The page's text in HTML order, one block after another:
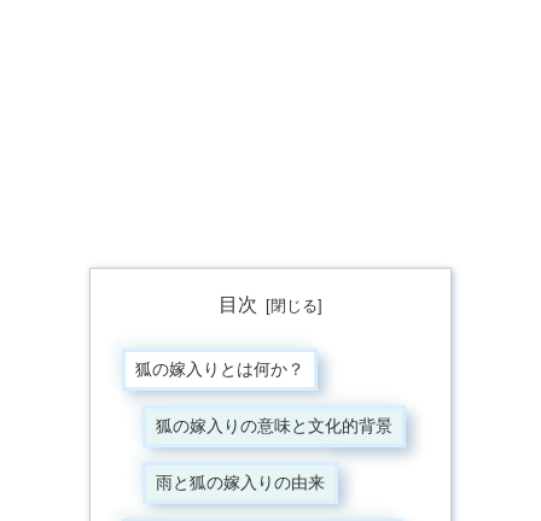
目次
狐の嫁入りとは何か？
狐の嫁入りの意味と文化的背景
雨と狐の嫁入りの由来